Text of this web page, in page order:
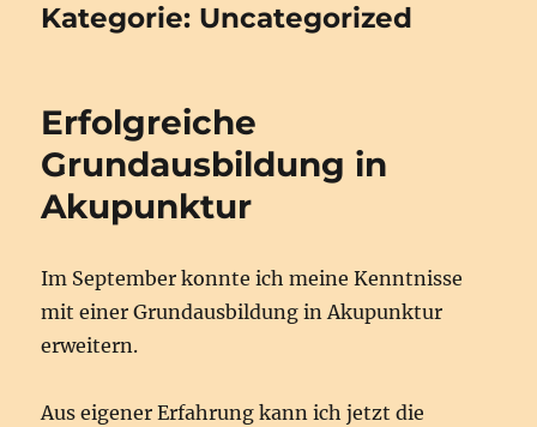
Kategorie: Uncategorized
Erfolgreiche
Grundausbildung in
Akupunktur
Im September konnte ich meine Kenntnisse
mit einer Grundausbildung in Akupunktur
erweitern.
Aus eigener Erfahrung kann ich jetzt die